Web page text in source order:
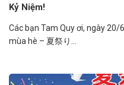
Kỷ Niệm!
Các bạn Tam Quy ơi, ngày
mùa hè – 夏祭り...